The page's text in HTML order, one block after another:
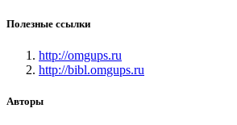
Полезные ссылки
http://omgups.ru
http://bibl.omgups.ru
Авторы